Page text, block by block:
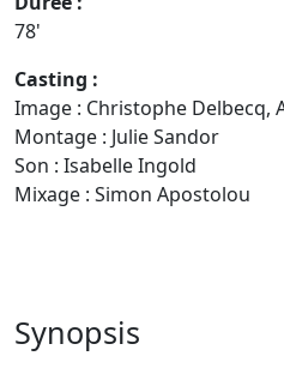
78'
Casting :
Image : Christophe Delbecq,
Montage : Julie Sandor
Son : Isabelle Ingold
Mixage : Simon Apostolou
Synopsis